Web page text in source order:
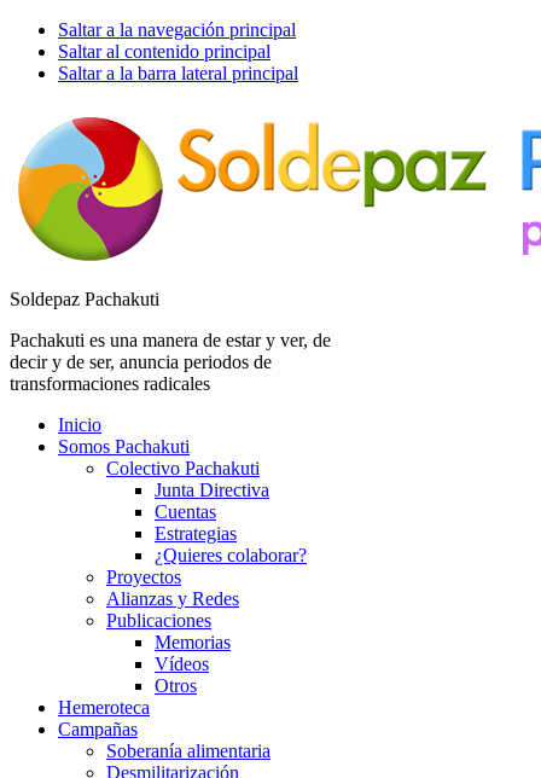
Saltar a la navegación principal
Saltar al contenido principal
Saltar a la barra lateral principal
Soldepaz Pachakuti
Pachakuti es una manera de estar y ver, de
decir y de ser, anuncia periodos de
transformaciones radicales
Inicio
Somos Pachakuti
Colectivo Pachakuti
Junta Directiva
Cuentas
Estrategias
¿Quieres colaborar?
Proyectos
Alianzas y Redes
Publicaciones
Memorias
Vídeos
Otros
Hemeroteca
Campañas
Soberanía alimentaria
Desmilitarización